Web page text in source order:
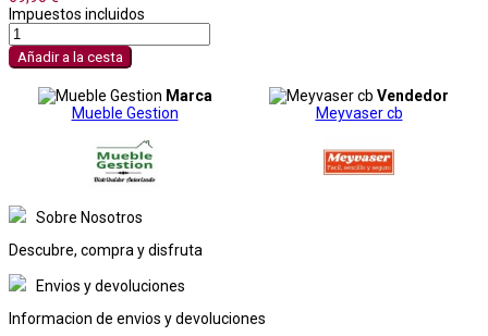
Impuestos incluidos
Añadir a la cesta
Marca
Mueble Gestion
Vendedor
Meyvaser cb
Sobre Nosotros
Descubre, compra y disfruta
Envios y devoluciones
Informacion de envios y devoluciones